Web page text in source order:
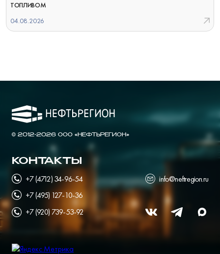
ТОПЛИВОМ
04.08.2026
© 2012-2026 ООО «НЕФТЬРЕГИОН»
КОНТАКТЫ
+7 (4712) 34-96-54
+7 (495) 127-10-36
+7 (920) 739-53-92
info@neftregion.ru